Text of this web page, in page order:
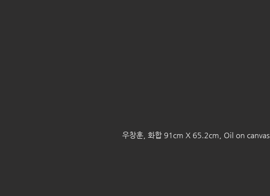
우창훈, 화합 91cm X 65.2cm, Oil on canvas